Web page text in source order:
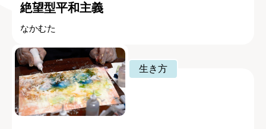
絶望型平和主義
なかむた
生き方